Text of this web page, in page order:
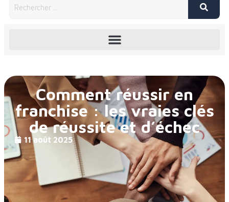
Comment réussir en
franchise : les vraies clés
de réussite et d’échec
11 août 2025